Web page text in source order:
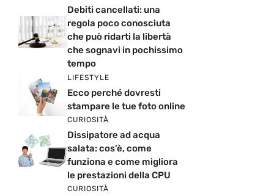
Debiti cancellati: una
regola poco conosciuta
che può ridarti la libertà
che sognavi in pochissimo
tempo
LIFESTYLE
Ecco perché dovresti
stampare le tue foto online
CURIOSITÀ
Dissipatore ad acqua
salata: cos’è, come
funziona e come migliora
le prestazioni della CPU
CURIOSITÀ